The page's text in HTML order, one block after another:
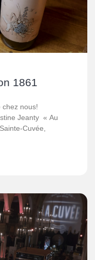
1861
chez nous!
Jeanty « Au
Cuvée,